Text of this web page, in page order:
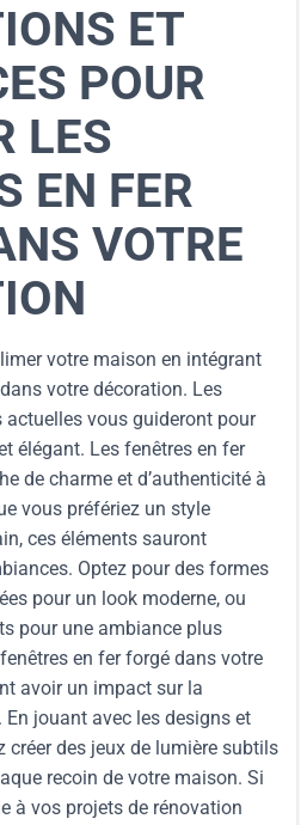
ET
POUR
LES
EN FER
VOTRE
votre maison en intégrant
votre décoration. Les
vous guideront pour
élégant. Les fenêtres en fer
de charme et d’authenticité à
vous préfériez un style
ces éléments sauront
Optez pour des formes
pour un look moderne, ou
pour une ambiance plus
en fer forgé dans votre
avoir un impact sur la
jouant avec les designs et
créer des jeux de lumière subtils
recoin de votre maison. Si
à vos projets de rénovation